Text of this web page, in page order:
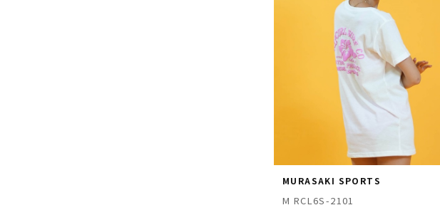
MURASAKI SPORTS
M RCL6S-2101